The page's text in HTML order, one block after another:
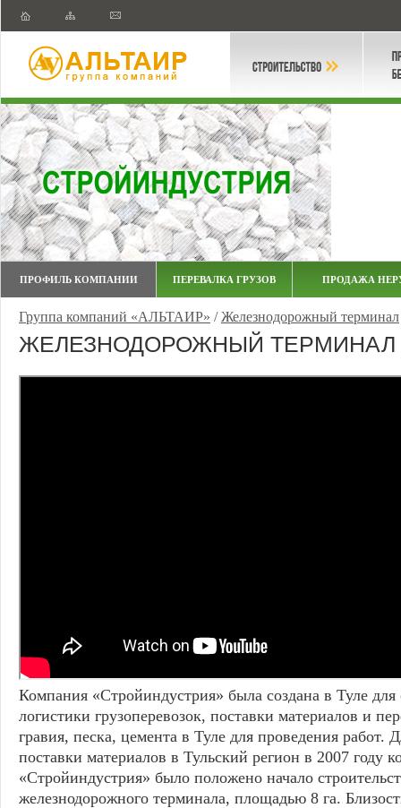
ПРОФИЛЬ КОМПАНИИ ПЕРЕВАЛКА ГРУЗОВ ПРОДАЖА
Группа компаний «АЛЬТАИР» /Железнодорожный терминал
ЖЕЛЕЗНОДОРОЖНЫЙ ТЕРМИНАЛ
Компания «Стройиндустрия» была создана в Туле для
логистики грузоперевозок, поставки материалов и
гравия, песка, цемента в Туле для проведения работ.
поставки материалов в Тульский регион в 2007 году
«Стройиндустрия» было положено начало
железнодорожного терминала, площадью 8 га.